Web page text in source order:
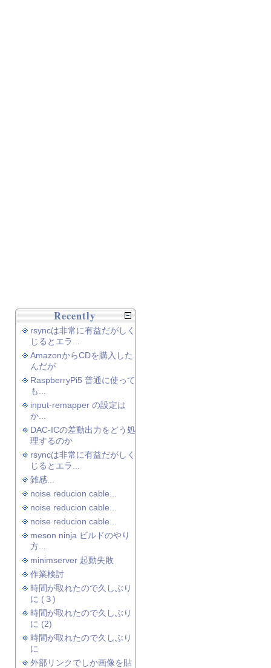
Recently
rsyncは非常に有益だがしく
じるとエラ...
AmazonからCDを購入した
んだが
RaspberryPi5 普通に使って
も...
input-remapper の設定は
か...
DAC-ICの差動出力をどう処
理するのか
rsyncは非常に有益だがしく
じるとエラ...
雑感...
noise reducion cable...
noise reducion cable...
noise reducion cable...
meson ninja ビルドのやり
方...
minimserver 起動失敗
作業検討
時間が取れたので久しぶり
に (３)
時間が取れたので久しぶり
に (2)
時間が取れたので久しぶり
に
外部リンクでしか画像を貼